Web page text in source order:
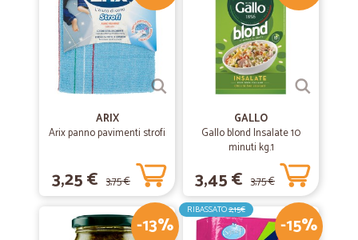
ARIX
Arix panno pavimenti strofi
3,25 € 3,75 €
GALLO
Gallo blond Insalate 10
minuti kg.1
3,45 € 3,75 €
-13% -15%
RIBASSATO2,15€